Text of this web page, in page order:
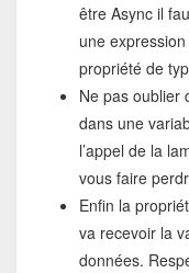
être Async il
une
propriété de
Ne pas oublier
dans une
l’appel de la
vous faire
Enfin la
va recevoir la
données.